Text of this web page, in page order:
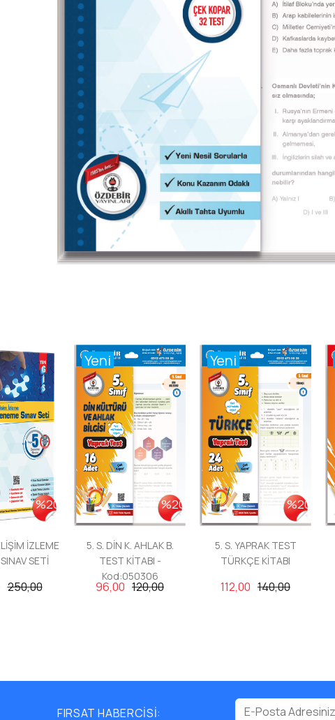
%20
İZLEME
SETİ
250,00
%20
Yeni
5. S. DİN K. AHLAK B.
TEST KİTABI -
Kod:050306
96,00 120,00
%20
Yeni
5. S. YAPRAK TEST
TÜRKÇE KİTABI
112,00 140,00
FIRSAT HABERCİSİ: